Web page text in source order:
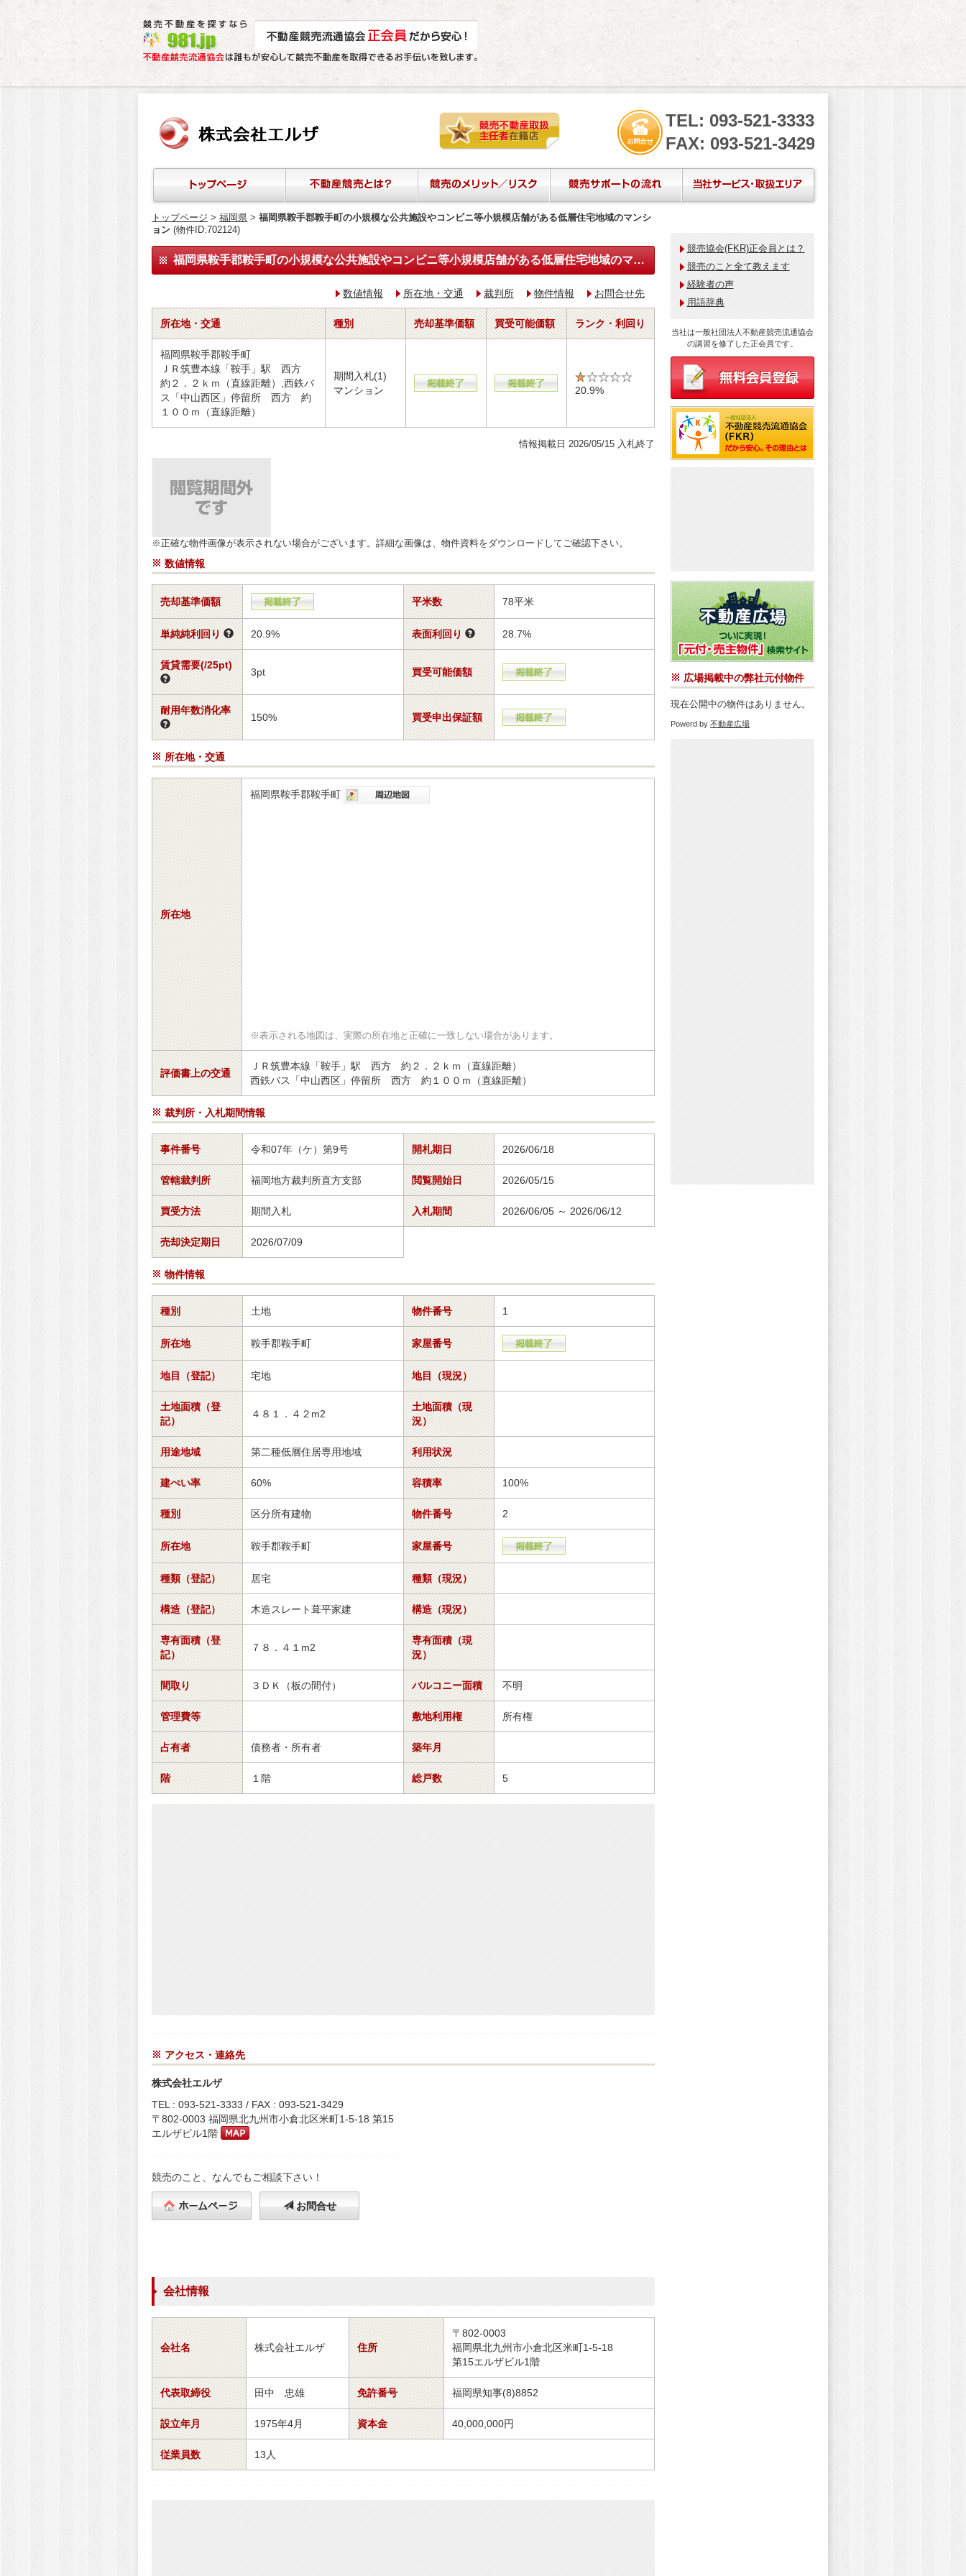
TEL: 093-521-3333
FAX: 093-521-3429
トップページ > 福岡県 > 福岡県鞍手郡鞍手町の小規模な公共施設やコンビニ等小規模店舗がある低層住宅地域のマンシ
ョン (物件ID:702124)
福岡県鞍手郡鞍手町の小規模な公共施設やコンビニ等小規模店舗がある低層住宅地域のマンション
入札終了
数値情報 所在地・交通 裁判所 物件情報 お問合せ先
所在地・交通 種別 売却基準価額 買受可能価額 ランク・利回り
福岡県鞍手郡鞍手町
ＪＲ筑豊本線「鞍手」駅 西方
約２．２ｋｍ（直線距離）,西鉄バ
ス「中山西区」停留所 西方 約
１００ｍ（直線距離）
期間入札(1)
マンション
20.9%
情報掲載日 2026/05/15 入札終了
※正確な物件画像が表示されない場合がございます。詳細な画像は、物件資料をダウンロードしてご確認下さい。
数値情報
売却基準価額 平米数 78平米
単純純利回り 20.9% 表面利回り 28.7%
賃貸需要(/25pt)
3pt 買受可能価額
耐用年数消化率
150% 買受申出保証額
所在地・交通
所在地
福岡県鞍手郡鞍手町
※表示される地図は、実際の所在地と正確に一致しない場合があります。
評価書上の交通
ＪＲ筑豊本線「鞍手」駅　西方　約２．２ｋｍ（直線距離）
西鉄バス「中山西区」停留所　西方　約１００ｍ（直線距離）
裁判所・入札期間情報
事件番号 令和07年（ケ）第9号 開札期日 2026/06/18
管轄裁判所 福岡地方裁判所直方支部 閲覧開始日 2026/05/15
買受方法 期間入札 入札期間 2026/06/05 ～ 2026/06/12
売却決定期日 2026/07/09
物件情報
種別 土地 物件番号 1
所在地 鞍手郡鞍手町 家屋番号
地目（登記） 宅地 地目（現況）
土地面積（登
記）
４８１．４２m2
土地面積（現
況）
用途地域 第二種低層住居専用地域 利用状況
建ぺい率 60% 容積率 100%
種別 区分所有建物 物件番号 2
所在地 鞍手郡鞍手町 家屋番号
種類（登記） 居宅 種類（現況）
構造（登記） 木造スレート葺平家建 構造（現況）
専有面積（登
記）
７８．４１m2
専有面積（現
況）
間取り ３ＤＫ（板の間付） バルコニー面積 不明
管理費等 敷地利用権 所有権
占有者 債務者・所有者 築年月
階 １階 総戸数 5
アクセス・連絡先
株式会社エルザ
TEL : 093-521-3333 / FAX : 093-521-3429
〒802-0003 福岡県北九州市小倉北区米町1-5-18 第15
エルザビル1階
競売のこと、なんでもご相談下さい！
お問合せ
会社情報
会社名 株式会社エルザ 住所
〒802-0003
福岡県北九州市小倉北区米町1-5-18
第15エルザビル1階
代表取締役 田中 忠雄 免許番号 福岡県知事(8)8852
設立年月 1975年4月 資本金 40,000,000円
従業員数 13人
競売協会(FKR)正会員とは？
競売のこと全て教えます
経験者の声
用語辞典
当社は一般社団法人不動産競売流通協会
の講習を修了した正会員です。
広場掲載中の弊社元付物件
現在公開中の物件はありません。
Powerd by 不動産広場